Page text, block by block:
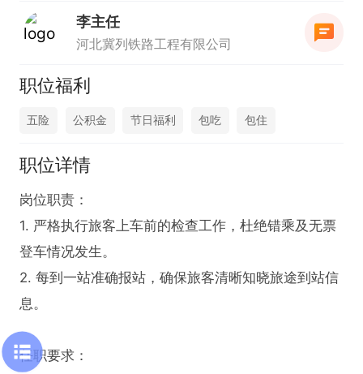
李主任
河北冀列铁路工程有限公司
职位福利
五险 公积金 节日福利 包吃 包住
职位详情
岗位职责：
1. 严格执行旅客上车前的检查工作，杜绝错乘及无票
登车情况发生。
2. 每到一站准确报站，确保旅客清晰知晓旅途到站信
息。
任职要求：